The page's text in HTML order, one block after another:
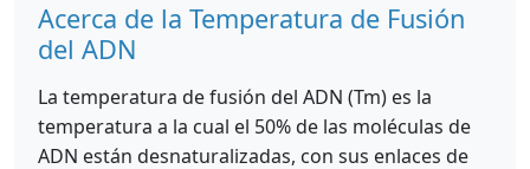
Acerca de la Temperatura de Fusión
del ADN
La temperatura de fusión del ADN (Tm) es la
temperatura a la cual el 50% de las moléculas de
ADN están desnaturalizadas, con sus enlaces de